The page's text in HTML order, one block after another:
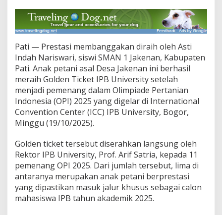
I
n
i
e
m
b
u
s
I
P
B
L
e
a
t
O
P
I
2
0
Pati — Prestasi membanggakan diraih oleh Asti
Indah Nariswari, siswi SMAN 1 Jakenan, Kabupaten
Pati. Anak petani asal Desa Jakenan ini berhasil
meraih Golden Ticket IPB University setelah
menjadi pemenang dalam Olimpiade Pertanian
Indonesia (OPI) 2025 yang digelar di International
Convention Center (ICC) IPB University, Bogor,
Minggu (19/10/2025).
Golden ticket tersebut diserahkan langsung oleh
Rektor IPB University, Prof. Arif Satria, kepada 11
pemenang OPI 2025. Dari jumlah tersebut, lima di
antaranya merupakan anak petani berprestasi
yang dipastikan masuk jalur khusus sebagai calon
mahasiswa IPB tahun akademik 2025.